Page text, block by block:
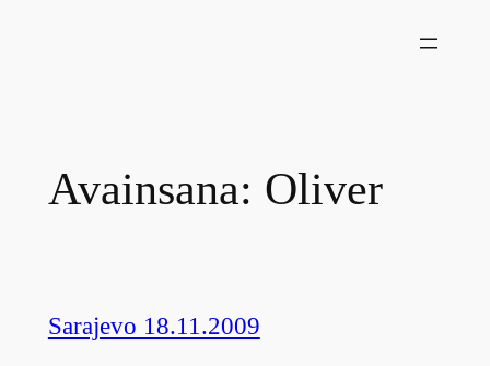
Avainsana: Oliver
Sarajevo 18.11.2009